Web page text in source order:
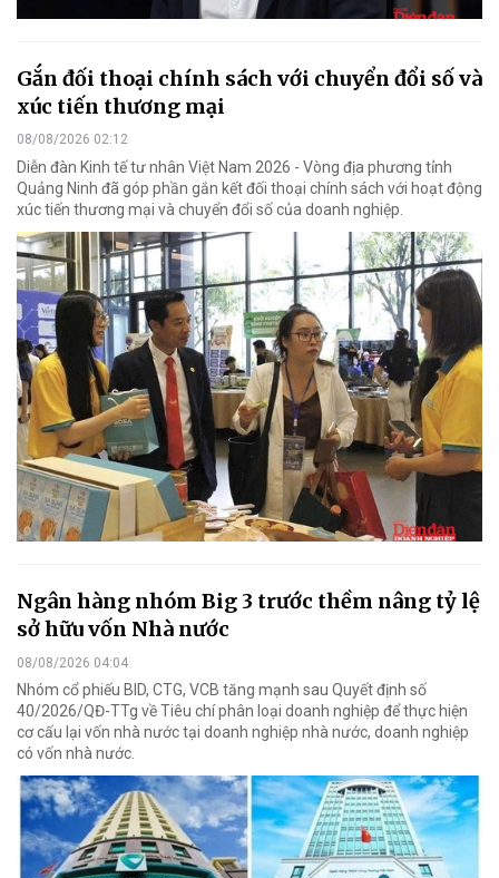
Gắn đối thoại chính sách với chuyển đổi số và
xúc tiến thương mại
08/08/2026 02:12
Diễn đàn Kinh tế tư nhân Việt Nam 2026 - Vòng địa phương tỉnh
Quảng Ninh đã góp phần gắn kết đối thoại chính sách với hoạt động
xúc tiến thương mại và chuyển đổi số của doanh nghiệp.
Ngân hàng nhóm Big 3 trước thềm nâng tỷ lệ
sở hữu vốn Nhà nước
08/08/2026 04:04
Nhóm cổ phiếu BID, CTG, VCB tăng mạnh sau Quyết định số
40/2026/QĐ-TTg về Tiêu chí phân loại doanh nghiệp để thực hiện
cơ cấu lại vốn nhà nước tại doanh nghiệp nhà nước, doanh nghiệp
có vốn nhà nước.